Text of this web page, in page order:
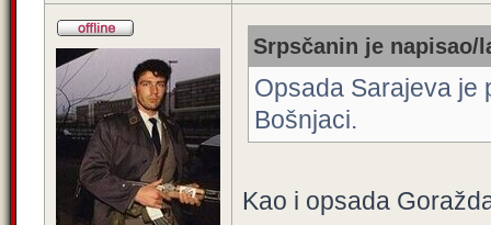
Srpsčanin je napisao/
Opsada Sarajeva je
Bošnjaci.
Kao i opsada